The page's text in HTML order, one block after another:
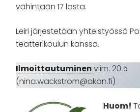
vähintään 17 lasta.
Leiri järjestetään yhteistyössä
teatterikoulun kanssa.
Ilmoittautuminen viim. 20.5
(nina.wackstrom@akan.fi)
Huom!